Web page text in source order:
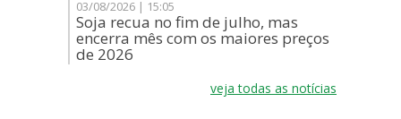
03/08/2026 | 15:05
Soja recua no fim de julho, mas
encerra mês com os maiores preços
de 2026
veja todas as notícias